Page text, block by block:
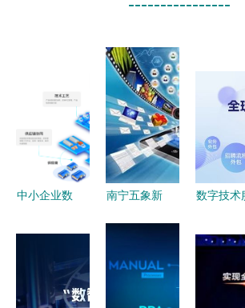
中小企业数
如何选择并
善用数字工
南宁五象新
数字技术赋
数字技术
今元集团
技术创新